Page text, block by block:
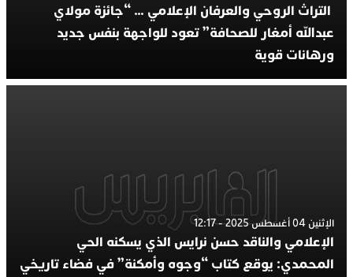
التراث الروحي والعرفان الإعلامي … “جائزة مولاي
عبدالله أمغار للصحافة” تعود للواجهة بنفس جديد
ورهانات قوية
الإثنين 04 أغسطس 2025 - 12:17
الإعلامي والناقد حسن نرايس الذي يسكنه الحي
المحمدي: يوقع كتاب “وجوه وأمكنة” في فضاء تاريخي